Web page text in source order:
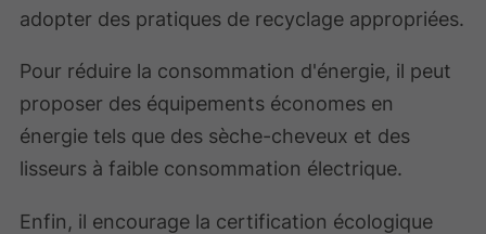
adopter des pratiques de recyclage appropriées.
Pour réduire la consommation d'énergie, il peut
proposer des équipements économes en
énergie tels que des sèche-cheveux et des
lisseurs à faible consommation électrique.
Enfin, il encourage la certification écologique